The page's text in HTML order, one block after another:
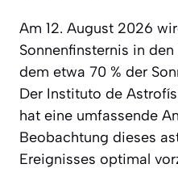
Am 12. August 2026
Sonnenfinsternis in
dem etwa 70 % der
Der Instituto de
hat eine umfassende
Beobachtung dieses
Ereignisses optimal